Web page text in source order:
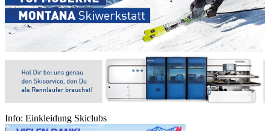
Info: Einkleidung Skiclubs